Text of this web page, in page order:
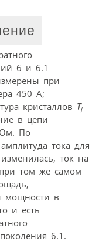
6 и 6.1
при
450 А;
кристаллов Tj
в цепи
По
тока для
ток на
том же самом
мощности в
и есть
6.1.